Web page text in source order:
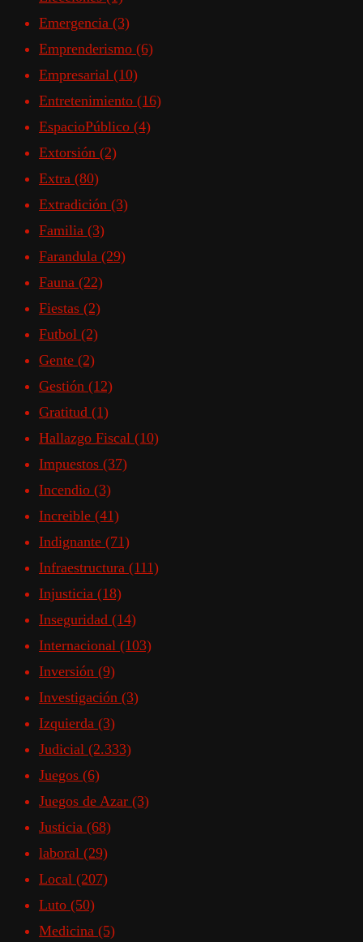
Emergencia (3)
Emprenderismo (6)
Empresarial (10)
Entretenimiento (16)
EspacioPúblico (4)
Extorsión (2)
Extra (80)
Extradición (3)
Familia (3)
Farandula (29)
Fauna (22)
Fiestas (2)
Futbol (2)
Gente (2)
Gestión (12)
Gratitud (1)
Hallazgo Fiscal (10)
Impuestos (37)
Incendio (3)
Increible (41)
Indignante (71)
Infraestructura (111)
Injusticia (18)
Inseguridad (14)
Internacional (103)
Inversión (9)
Investigación (3)
Izquierda (3)
Judicial (2.333)
Juegos (6)
Juegos de Azar (3)
Justicia (68)
laboral (29)
Local (207)
Luto (50)
Medicina (5)